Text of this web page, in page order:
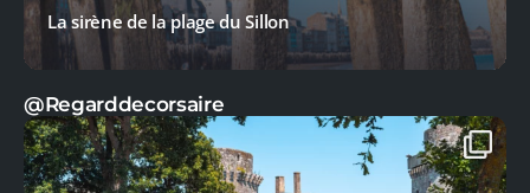
Le Cap Fréhel : L’escapade sauvage
@Regarddecorsaire